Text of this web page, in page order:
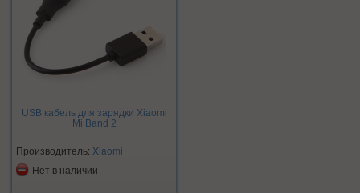
USB кабель для зарядки Xiaomi
Mi Band 2
Производитель: Xiaomi
Нет в наличии